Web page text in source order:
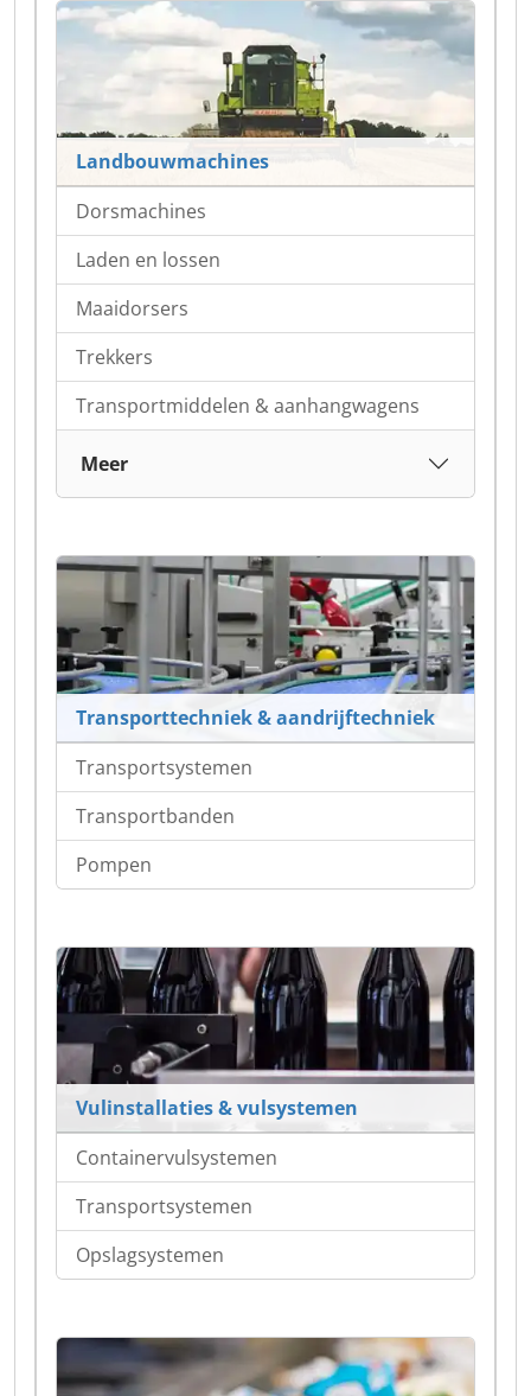
Landbouwmachines
Dorsmachines
Laden en lossen
Maaidorsers
Trekkers
Transportmiddelen & aanhangwagens
Meer
Transporttechniek & aandrijftechniek
Transportsystemen
Transportbanden
Pompen
Vulinstallaties & vulsystemen
Containervulsystemen
Transportsystemen
Opslagsystemen